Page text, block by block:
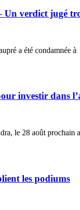
verdict jugé
a été condamnée à
investir dans
le 28 août prochain
les podiums